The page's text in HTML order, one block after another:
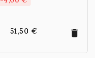
51,50 € delete